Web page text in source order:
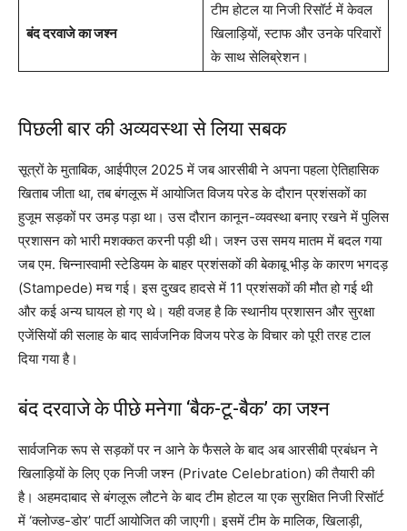
बंद दरवाजे का जश्न
टीम होटल या निजी रिसॉर्ट में केवल
खिलाड़ियों, स्टाफ और उनके परिवारों
के साथ सेलिब्रेशन।
पिछली बार की अव्यवस्था से लिया सबक
सूत्रों के मुताबिक, आईपीएल 2025 में जब आरसीबी ने अपना पहला ऐतिहासिक
खिताब जीता था, तब बंगलूरू में आयोजित विजय परेड के दौरान प्रशंसकों का
हुजूम सड़कों पर उमड़ पड़ा था। उस दौरान कानून-व्यवस्था बनाए रखने में पुलिस
प्रशासन को भारी मशक्कत करनी पड़ी थी। जश्न उस समय मातम में बदल गया
जब एम. चिन्नास्वामी स्टेडियम के बाहर प्रशंसकों की बेकाबू भीड़ के कारण भगदड़
(Stampede) मच गई। इस दुखद हादसे में 11 प्रशंसकों की मौत हो गई थी
और कई अन्य घायल हो गए थे। यही वजह है कि स्थानीय प्रशासन और सुरक्षा
एजेंसियों की सलाह के बाद सार्वजनिक विजय परेड के विचार को पूरी तरह टाल
दिया गया है।
बंद दरवाजे के पीछे मनेगा ‘बैक-टू-बैक’ का जश्न
सार्वजनिक रूप से सड़कों पर न आने के फैसले के बाद अब आरसीबी प्रबंधन ने
खिलाड़ियों के लिए एक निजी जश्न (Private Celebration) की तैयारी की
है। अहमदाबाद से बंगलूरू लौटने के बाद टीम होटल या एक सुरक्षित निजी रिसॉर्ट
में ‘क्लोज्ड-डोर’ पार्टी आयोजित की जाएगी। इसमें टीम के मालिक, खिलाड़ी,